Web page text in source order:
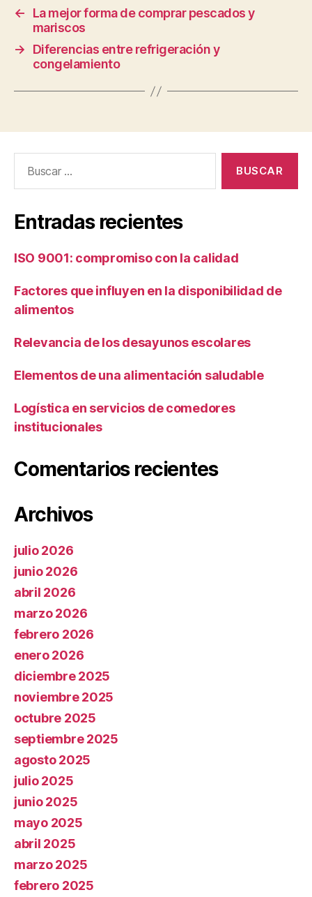
←
La mejor forma de comprar pescados y
mariscos
→
Diferencias entre refrigeración y
congelamiento
Entradas recientes
ISO 9001: compromiso con la calidad
Factores que influyen en la disponibilidad de
alimentos
Relevancia de los desayunos escolares
Elementos de una alimentación saludable
Logística en servicios de comedores
institucionales
Comentarios recientes
Archivos
julio 2026
junio 2026
abril 2026
marzo 2026
febrero 2026
enero 2026
diciembre 2025
noviembre 2025
octubre 2025
septiembre 2025
agosto 2025
julio 2025
junio 2025
mayo 2025
abril 2025
marzo 2025
febrero 2025